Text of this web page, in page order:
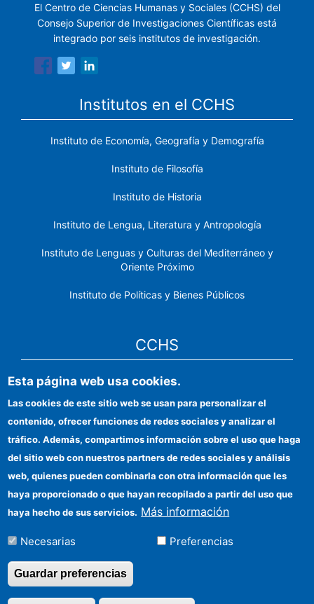
El Centro de Ciencias Humanas y Sociales (CCHS) del
Consejo Superior de Investigaciones Científicas está
integrado por seis institutos de investigación.
Institutos en el CCHS
Instituto de Economía, Geografía y Demografía
Instituto de Filosofía
Instituto de Historia
Instituto de Lengua, Literatura y Antropología
Instituto de Lenguas y Culturas del Mediterráneo y
Oriente Próximo
Instituto de Políticas y Bienes Públicos
CCHS
Sede electrónica CSIC
Identidad institucional
Información para proveedores
Ayudas FEDER
Organismos financiadores
Contacto
Cómo llegar
Esta página web usa cookies.
Las cookies de este sitio web se usan para personalizar el
contenido, ofrecer funciones de redes sociales y analizar el
tráfico. Además, compartimos información sobre el uso que haga
del sitio web con nuestros partners de redes sociales y análisis
web, quienes pueden combinarla con otra información que les
haya proporcionado o que hayan recopilado a partir del uso que
haya hecho de sus servicios. Más información
Necesarias Preferencias
Guardar preferencias